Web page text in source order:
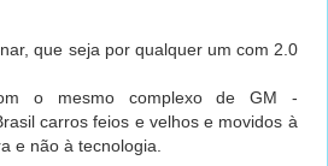
que seja por qualquer um com 2.0
o mesmo complexo de GM -
carros feios e velhos e movidos à
e não à tecnologia.